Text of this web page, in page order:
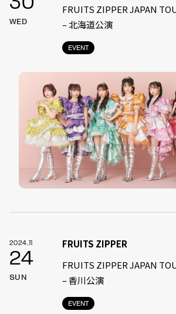
WED
EVENT
FRUITS ZIPPER JAPAN
– 北海道公演
2024.11
24
SUN
EVENT
FRUITS ZIPPER
FRUITS ZIPPER JAPAN
– 香川公演